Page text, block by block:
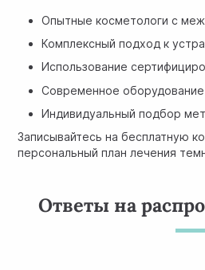
Опытные косметологи с
Комплексный подход к
Использование
Современное
Индивидуальный подбор
Записывайтесь на бесплатную
персональный план лечения
Ответы на